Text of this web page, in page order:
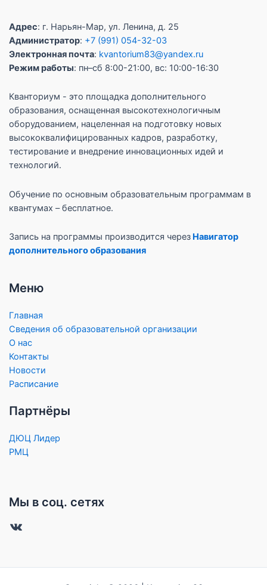
Адрес: г. Нарьян-Мар, ул. Ленина, д. 25
Администратор: +7 (991) 054-32-03
Электронная почта: kvantorium83@yandex.ru
Режим работы: пн–сб 8:00-21:00, вс: 10:00-16:30
Кванториум - это площадка дополнительного
образования, оснащенная высокотехнологичным
оборудованием, нацеленная на подготовку новых
высококвалифицированных кадров, разработку,
тестирование и внедрение инновационных идей и
технологий.
Обучение по основным образовательным программам в
квантумах – бесплатное.
Запись на программы производится через Навигатор
дополнительного образования
Меню
Главная
Сведения об образовательной организации
О нас
Контакты
Новости
Расписание
Партнёры
ДЮЦ Лидер
РМЦ
Мы в соц. сетях